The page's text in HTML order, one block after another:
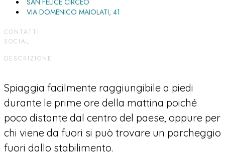
SAN FELICE CIRCEO
VIA DOMENICO MAIOLATI, 41
CONTATTI
SOCIAL
DESCRIZIONE
Spiaggia facilmente raggiungibile a piedi
durante le prime ore della mattina poiché
poco distante dal centro del paese, oppure per
chi viene da fuori si può trovare un parcheggio
fuori dallo stabilimento.